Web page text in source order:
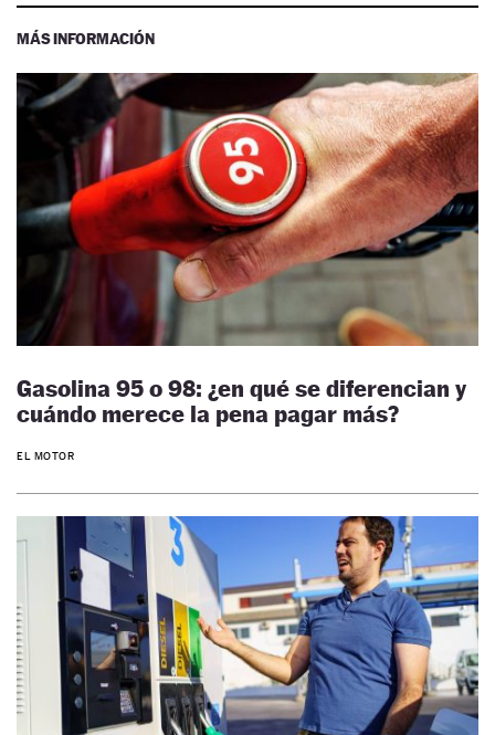
MÁS INFORMACIÓN
Gasolina 95 o 98: ¿en qué se diferencian y
cuándo merece la pena pagar más?
EL MOTOR